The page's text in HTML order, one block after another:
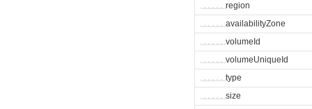
␣␣␣␣␣␣region
␣␣␣␣␣␣availabilityZone
␣␣␣␣␣␣volumeId
␣␣␣␣␣␣volumeUniqueId
␣␣␣␣␣␣type
␣␣␣␣␣␣size